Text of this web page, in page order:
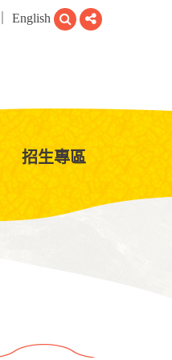
English
搜
尋
分
招生專區